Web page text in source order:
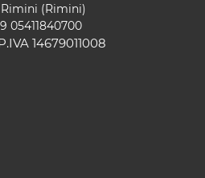
Rimini (Rimini)
05411840700
14679011008